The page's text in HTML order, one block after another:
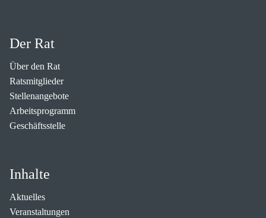
Der Rat
Über den Rat
Ratsmitglieder
Stellenangebote
Arbeitsprogramm
Geschäftsstelle
Inhalte
Aktuelles
Veranstaltungen